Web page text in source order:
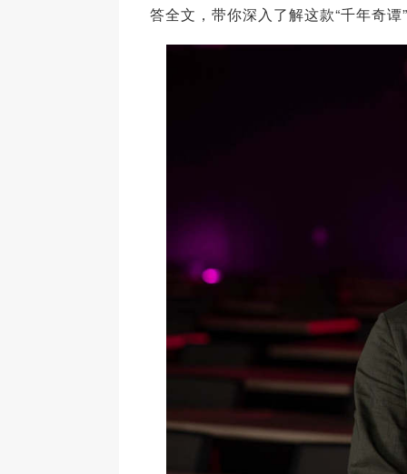
答全文，带你深入了解这款“千年奇